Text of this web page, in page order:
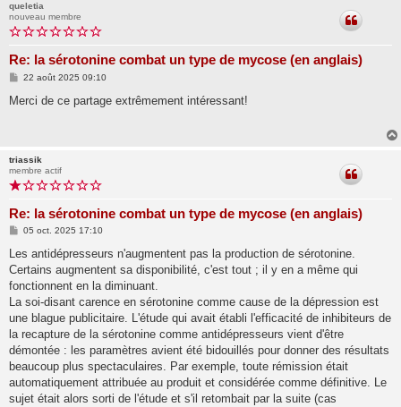
queletia
nouveau membre
Re: la sérotonine combat un type de mycose (en anglais)
M
s
22 août 2025 09:10
Merci de ce partage extrêmement intéressant!
triassik
membre actif
Re: la sérotonine combat un type de mycose (en anglais)
M
s
a
g
05 oct. 2025 17:10
Les antidépresseurs n'augmentent pas la production de sérotonine.
Certains augmentent sa disponibilité, c'est tout ; il y en a même qui
fonctionnent en la diminuant.
La soi-disant carence en sérotonine comme cause de la dépression est
une blague publicitaire. L'étude qui avait établi l'efficacité de inhibiteurs de
la recapture de la sérotonine comme antidépresseurs vient d'être
démontée : les paramètres avient été bidouillés pour donner des résultats
beaucoup plus spectaculaires. Par exemple, toute rémission était
automatiquement attribuée au produit et considérée comme définitive. Le
sujet était alors sorti de l'étude et s'il retombait par la suite (cas